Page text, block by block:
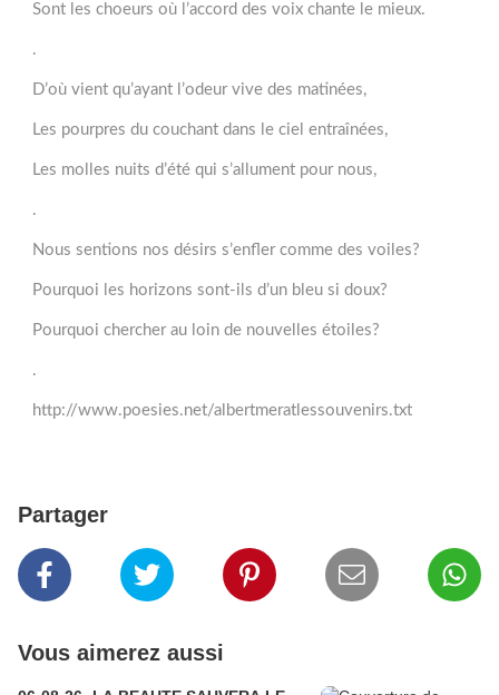
Sont les choeurs où l’accord des voix chante le mieux.
.
D’où vient qu’ayant l’odeur vive des matinées,
Les pourpres du couchant dans le ciel entraînées,
Les molles nuits d’été qui s’allument pour nous,
.
Nous sentions nos désirs s’enfler comme des voiles?
Pourquoi les horizons sont-ils d’un bleu si doux?
Pourquoi chercher au loin de nouvelles étoiles?
.
http://www.poesies.net/albertmeratlessouvenirs.txt
Partager
Vous aimerez aussi